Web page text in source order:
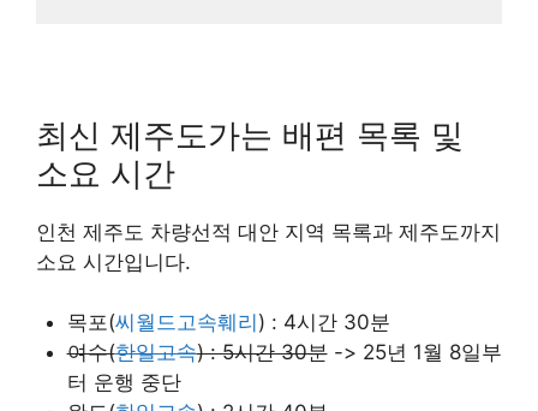
최신 제주도가는 배편 목록 및
소요 시간
인천 제주도 차량선적 대안 지역 목록과 제주도까지
소요 시간입니다.
목포(씨월드고속훼리 ) : 4시간 30분
여수(한일고속) : 5시간 30분-> 25년 1월 8일부
터 운행 중단